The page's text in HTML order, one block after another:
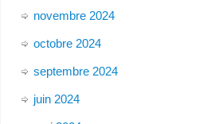
novembre 2024
octobre 2024
septembre 2024
juin 2024